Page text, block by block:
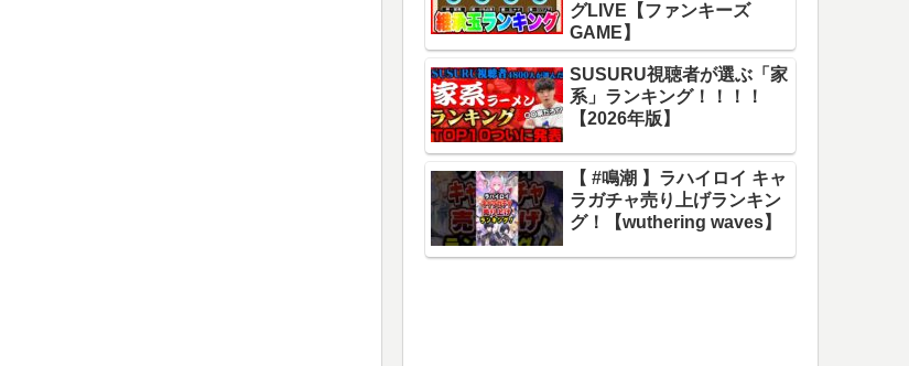
グLIVE【ファンキーズ
GAME】
SUSURU視聴者が選ぶ「家
系」ランキング！！！！
【2026年版】
【 #鳴潮 】ラハイロイ キャ
ラガチャ売り上げランキン
グ！【wuthering waves】